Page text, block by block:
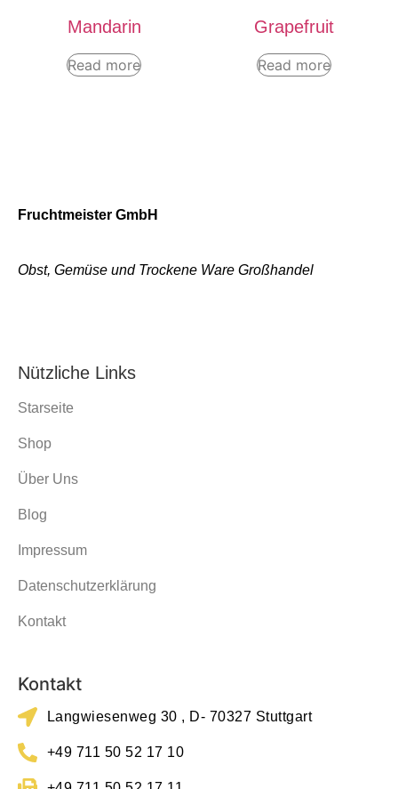
Mandarin
Read more
Grapefruit
Read more
Fruchtmeister GmbH
Obst, Gemüse und Trockene Ware Großhandel
Nützliche Links
Starseite
Shop
Über Uns
Blog
Impressum
Datenschutzerklärung
Kontakt
Kontakt
Langwiesenweg 30 , D- 70327 Stuttgart
+49 711 50 52 17 10